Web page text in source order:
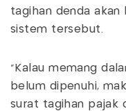
tagihan denda
sistem tersebut.
"Kalau memang
belum dipenuhi,
surat tagihan pajak